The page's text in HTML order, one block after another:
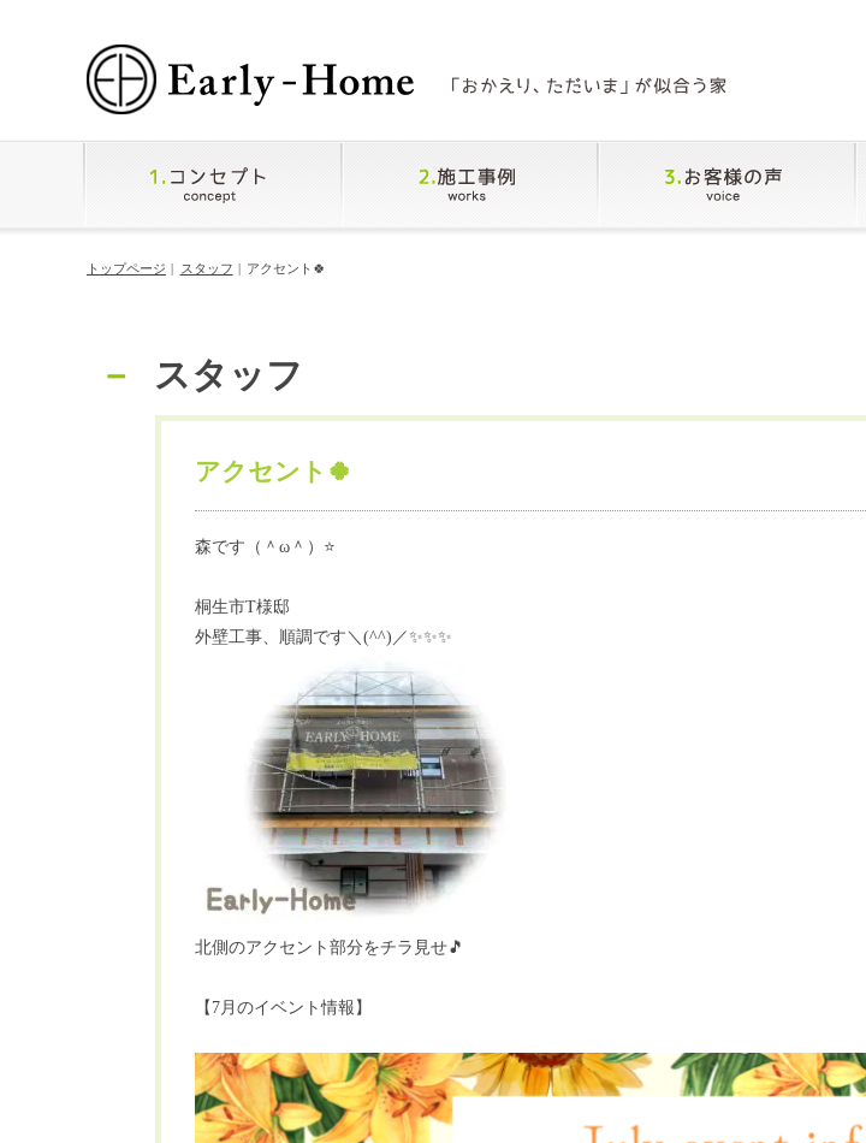
トップページ スタッフ アクセント🍀
スタッフ
アクセント🍀
森です（＾ω ＾） ⭐️
桐生市T様邸
外壁工事、順調です＼(^^) ／✨✨✨
北側のアクセント部分をチラ見せ🎵
【7月のイベント情報】